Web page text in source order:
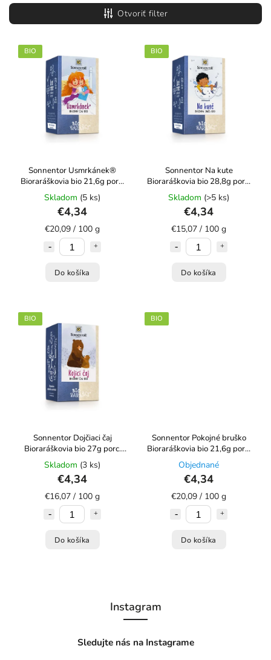
Najlacnejšie
Najdrahšie
Abecedne
Otvoriť filter
BIO
Sonnentor Usmrkánek®
Bioraráškovia bio 21,6g porc.
dvojkomorový
Skladom (5 ks)
€4,34
€20,09 / 100 g
Do košíka
BIO
Sonnentor Na kute
Bioraráškovia bio 28,8g porc.
dvojkomorový
Skladom (>5 ks)
€4,34
€15,07 / 100 g
Do košíka
BIO
Sonnentor Dojčiaci čaj
Bioraráškovia bio 27g porc.
dvojkomorový
Skladom (3 ks)
€4,34
€16,07 / 100 g
Do košíka
BIO
Sonnentor Pokojné bruško
Bioraráškovia bio 21,6g porc.
dvojkomorový
Objednané
€4,34
€20,09 / 100 g
Do košíka
Instagram
Sledujte nás na Instagrame